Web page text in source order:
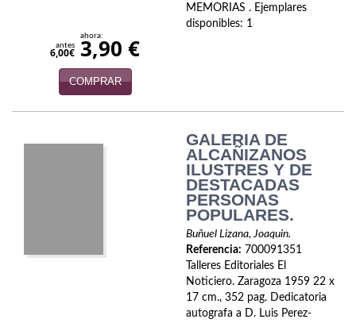
Literatura hispanoamericana
MEMORIAS . Ejemplares
disponibles: 1
antes
6,00€
ahora:
3,90 €
COMPRAR
GALERIA DE
ALCAÑIZANOS
ILUSTRES Y DE
DESTACADAS
PERSONAS
POPULARES.
Buñuel Lizana, Joaquin.
Referencia: 700091351
Talleres Editoriales El
Noticiero. Zaragoza 1959 22 x
17 cm., 352 pag. Dedicatoria
autografa a D. Luis Perez-